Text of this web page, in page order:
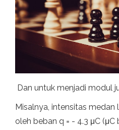
Dan untuk menjadi modul
Misalnya, intensitas medan
oleh beban q = - 4.3 μC